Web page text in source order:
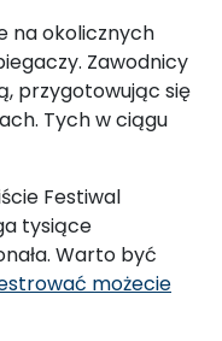
na okolicznych
Zawodnicy
przygotowując się
Tych w ciągu
Festiwal
tysiące
Warto być
możecie